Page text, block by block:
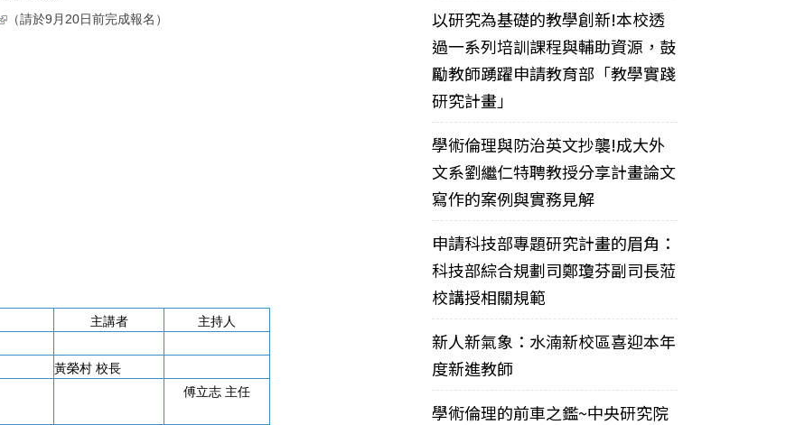
(link is external)
（請於9月20日前完成報名）
主講者
主持人
黃榮村 校長
傅立志 主任
以研究為基礎的教學創新!本校透
過一系列培訓課程與輔助資源，鼓
勵教師踴躍申請教育部「教學實踐
研究計畫」
學術倫理與防治英文抄襲!成大外
文系劉繼仁特聘教授分享計畫論文
寫作的案例與實務見解
申請科技部專題研究計畫的眉角：
科技部綜合規劃司鄭瓊芬副司長蒞
校講授相關規範
新人新氣象：水湳新校區喜迎本年
度新進教師
學術倫理的前車之鑑~中央研究院